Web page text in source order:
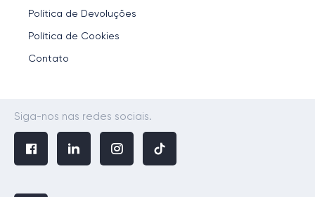
Política de Devoluções
Política de Cookies
Contato
Siga-nos nas redes sociais.